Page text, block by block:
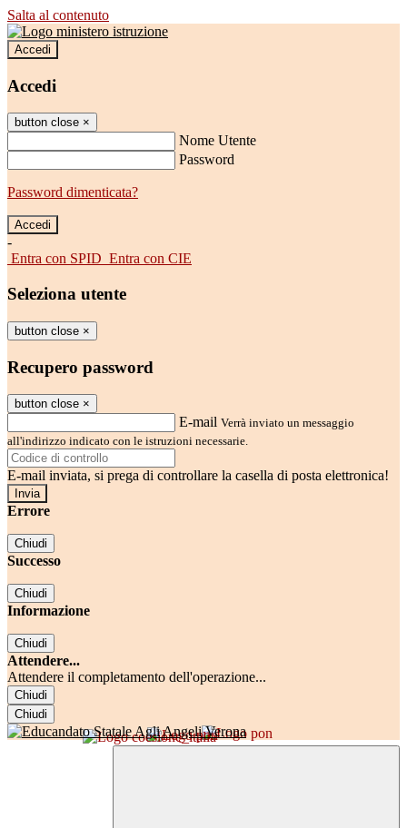
Salta al contenuto
Accedi
Accedi
button close ×
Nome Utente
Password
Password dimenticata?
-
Entra con SPID Entra con CIE
Seleziona utente
button close ×
Recupero password
button close ×
E-mail Verrà inviato un messaggio
all'indirizzo indicato con le istruzioni necessarie.
E-mail inviata, si prega di controllare la casella di posta elettronica!
Errore
Chiudi
Successo
Chiudi
Informazione
Chiudi
Attendere...
Attendere il completamento dell'operazione...
Chiudi
Chiudi